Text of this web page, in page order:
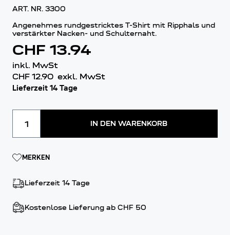
ART. NR. 3300
Angenehmes rundgestricktes T-Shirt mit Ripphals und
verstärkter Nacken- und Schulternaht.
CHF 13.94
inkl. MwSt
CHF 12.90 exkl. MwSt
Lieferzeit 14 Tage
IN DEN WARENKORB
MERKEN
Lieferzeit 14 Tage
Kostenlose Lieferung ab CHF 50